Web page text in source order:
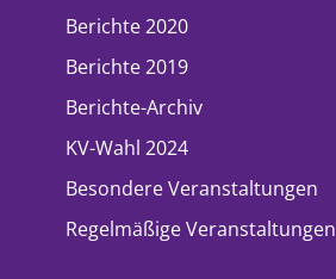
Berichte 2020
Berichte 2019
Berichte-Archiv
KV-Wahl 2024
Besondere Veranstaltungen
Regelmäßige Veranstaltungen